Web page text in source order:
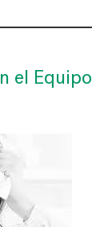
el Equipo